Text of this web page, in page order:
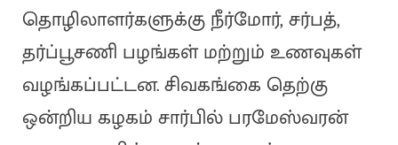
தொழிலாளர்களுக்கு நீர்மோர், சர்பத்,
தர்ப்பூசணி பழங்கள் மற்றும் உணவுகள்
வழங்கப்பட்டன. சிவகங்கை தெற்கு
ஒன்றிய கழகம் சார்பில் பரமேஸ்வரன்